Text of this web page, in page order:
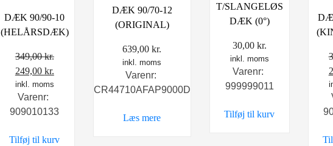
DÆK 90/90-10
(HELÅRSDÆK)
349,00kr.
Den
oprindelige
pris
var:
249,00 kr.
aktuelle
er:
inkl. moms
Varenr:
909010133
Tilføj til kurv
DÆK 90/70-12
(ORIGINAL)
639,00kr.
inkl. moms
Varenr:
CR44710AFAP9000D
Læs mere
T/SLANGELØS
DÆK (0°)
30,00 kr.
inkl. moms
Varenr:
999999011
Tilføj til kurv